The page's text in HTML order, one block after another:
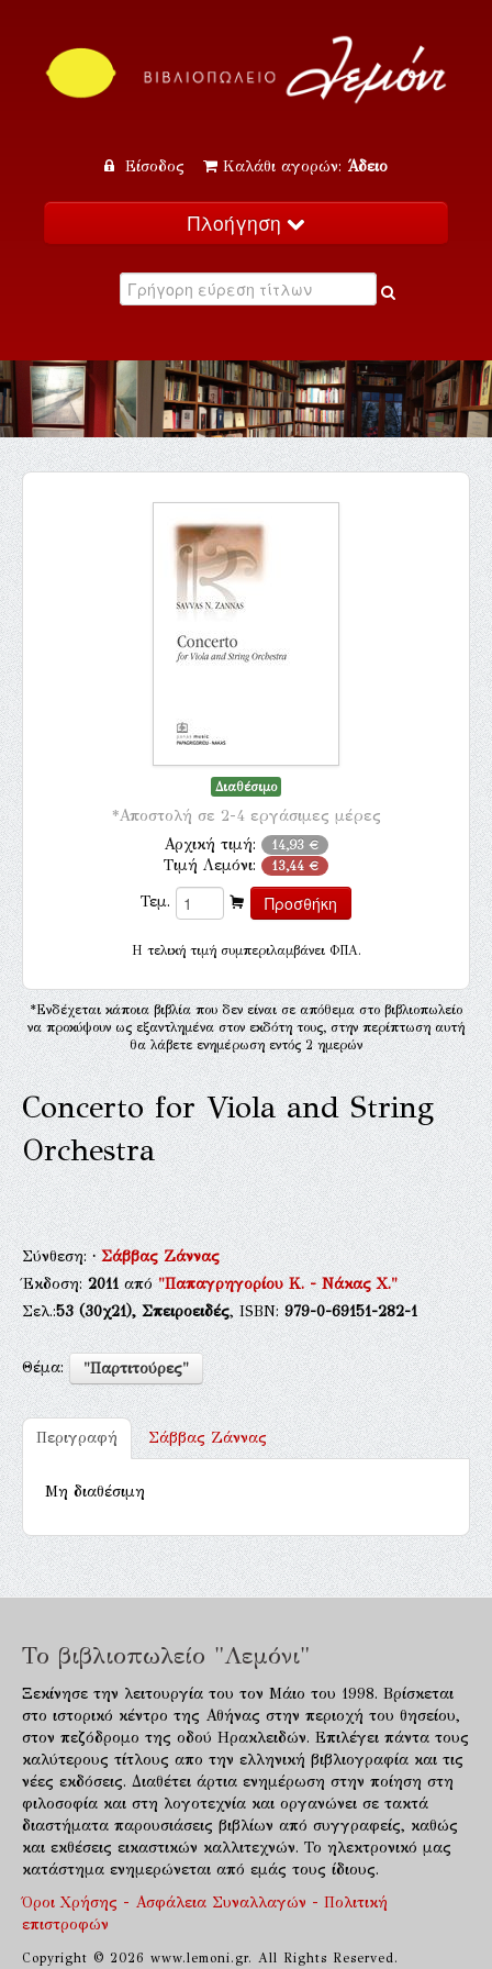
Είσοδος Καλάθι αγορών: Άδειο
Πλοήγηση
Κατάλογος
Εκδηλώσεις
Επικοινωνία
Διαθέσιμο
*Αποστολή σε 2-4 εργάσιμες μέρες
Αρχική τιμή: 14,93 €
Τιμή Λεμόνι: 13,44 €
Τεμ.
H τελική τιμή συμπεριλαμβάνει ΦΠΑ.
*Ενδέχεται κάποια βιβλία που δεν είναι σε απόθεμα στο βιβλιοπωλείο
να προκύψουν ως εξαντλημένα στον εκδότη τους, στην περίπτωση αυτή
θα λάβετε ενημέρωση εντός 2 ημερών
Concerto for Viola and String
Orchestra
Σύνθεση:·Σάββας Ζάννας
Έκδοση:2011από"Παπαγρηγορίου Κ. - Νάκας Χ."
Σελ.:53(30χ21), Σπειροειδές, ISBN:979-0-69151-282-1
Θέμα: "Παρτιτούρες"
Περιγραφή Σάββας Ζάννας
Μη διαθέσιμη
Το βιβλιοπωλείο "Λεμόνι"
Ξεκίνησε την λειτουργία του τον Μάιο του 1998. Βρίσκεται
στο ιστορικό κέντρο της Αθήνας στην περιοχή του θησείου,
στον πεζόδρομο της οδού Ηρακλειδών. Επιλέγει πάντα τους
καλύτερους τίτλους απο την ελληνική βιβλιογραφία και τις
νέες εκδόσεις. Διαθέτει άρτια ενημέρωση στην ποίηση στη
φιλοσοφία και στη λογοτεχνία και οργανώνει σε τακτά
διαστήματα παρουσιάσεις βιβλίων από συγγραφείς, καθώς
και εκθέσεις εικαστικών καλλιτεχνών. Το ηλεκτρονικό μας
κατάστημα ενημερώνεται από εμάς τους ίδιους.
Όροι Χρήσης - Ασφάλεια Συναλλαγών - Πολιτική
επιστροφών
Copyright © 2026 www.lemoni.gr. All Rights Reserved.